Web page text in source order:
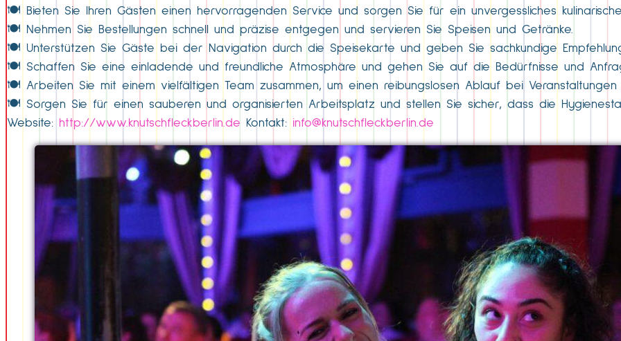
🍽️ Bieten Sie Ihren Gästen einen hervorragenden Service und sorgen Sie für ein unvergessliches
🍽️ Nehmen Sie Bestellungen schnell und präzise entgegen und servieren Sie Speisen und Getränke.
🍽️ Unterstützen Sie Gäste bei der Navigation durch die Speisekarte und geben Sie sachkundige
🍽️ Schaffen Sie eine einladende und freundliche Atmosphäre und gehen Sie auf die Bedürfnisse und
🍽️ Arbeiten Sie mit einem vielfältigen Team zusammen, um einen reibungslosen Ablauf bei Veranstaltungen
🍽️ Sorgen Sie für einen sauberen und organisierten Arbeitsplatz und stellen Sie sicher, dass die
Website: http://www.knutschfleckberlin.de Kontakt: info@knutschfleckberlin.de